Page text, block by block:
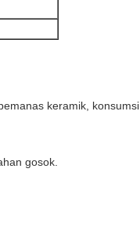
keramik, konsumsi
gosok.